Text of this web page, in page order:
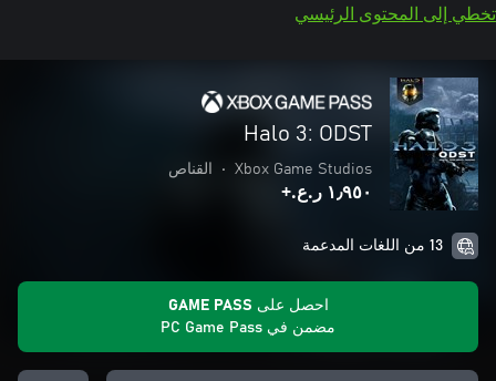
تخطي إلى المحتوى الرئيسي
Halo 3: ODST
Xbox Game Studios
• القناص
١٫٩٥٠ ر.ع.‏+
13 من اللغات المدعمة
احصل على GAME PASS
مضمن في PC Game Pass